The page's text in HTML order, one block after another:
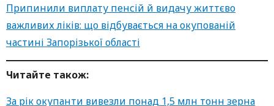
Припинили виплату пенсій й видачу життєво
важливих ліків: що відбувається на окупованій
частині Запорізької області
Читайте також:
За рік окупанти вивезли понад 1,5 млн тонн зерна